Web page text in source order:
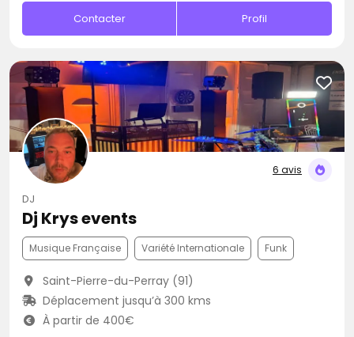
Contacter Profil
6 avis
DJ
Dj Krys events
Musique Française Variété Internationale Funk
Saint-Pierre-du-Perray (91)
Déplacement jusqu’à 300 kms
À partir de 400€